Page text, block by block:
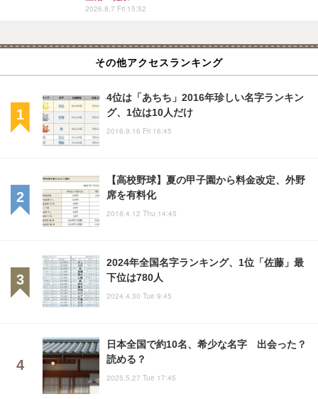
2026.8.7 Fri 15:52
その他アクセスランキング
4位は「あちち」2016年珍しい名字ランキン
グ、1位は10人だけ
2016.9.16 Fri 16:45
【高校野球】夏の甲子園から料金改定、外野
席を有料化
2018.4.12 Thu 14:45
2024年全国名字ランキング、1位「佐藤」最
下位は780人
2024.4.30 Tue 9:45
日本全国で約10名、希少な名字 出会った？
読める？
2025.5.27 Tue 17:45